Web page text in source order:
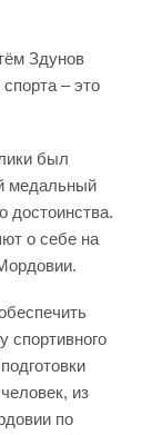
Здунов
– это
был
медальный
достоинства.
о себе на
спортивного
из
по